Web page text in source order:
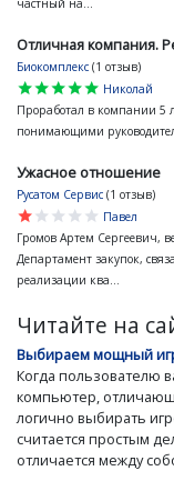
частный на...
Отличная компания.
Биокомплекс (1 отзыв)
star
star
star
star
star
Николай
Проработал в компании 5
понимающими
Ужасное отношение
Русатом Сервис (1 отзыв)
star
star
star
star
star
Павел
Громов Артем Сергеевич,
Департамент закупок,
реализации ква...
Читайте на
Выбираем мощный
Когда пользователю
компьютер,
логично выбирать
считается простым
отличается между